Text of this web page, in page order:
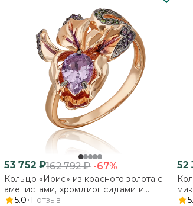
53 752₽162 792₽ -67%
Кольцо «Ирис» из красного золота с
аметистами, хромдиопсидами и
эмалью
5.0 1 отзыв
52